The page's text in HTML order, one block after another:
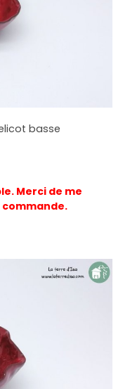
basse
Merci de me